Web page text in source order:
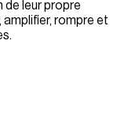
de leur propre
rompre et